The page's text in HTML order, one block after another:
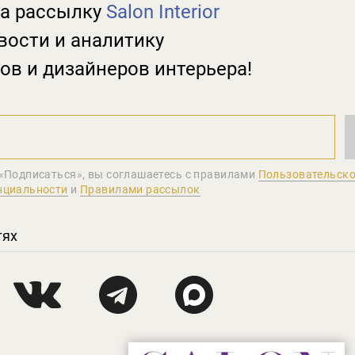
рассылку Salon Interior
и аналитику
и дизайнеров интерьера!
вы соглашаетеcь с правилами
и Правилами рассылок